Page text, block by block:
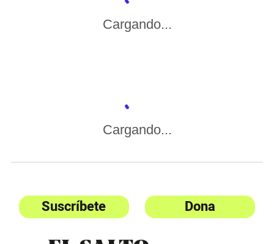
Cargando...
Cargando...
Suscríbete Dona